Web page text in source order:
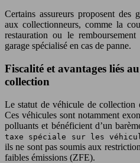
Certains assureurs proposent des
aux collectionneurs, comme la
restauration ou le
garage spécialisé en cas de panne.
Fiscalité et avantages liés
collection
Le statut de véhicule de collection
Ces véhicules sont notamment
polluants et bénéficient d’un
taxe spéciale sur les
ils ne sont pas soumis aux
faibles émissions (ZFE).